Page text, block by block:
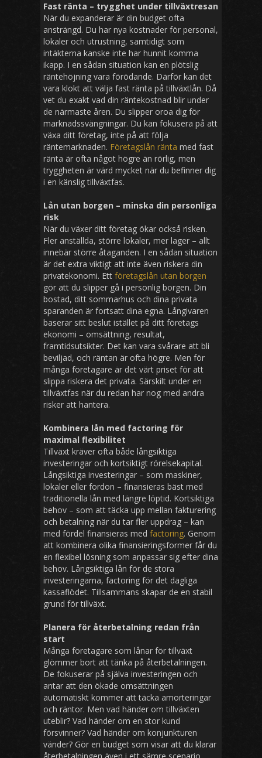
Fast ränta – trygghet under tillväxtresan
När du expanderar är din budget ofta
ansträngd. Du har nya kostnader för personal,
lokaler och utrustning, samtidigt som
intäkterna kanske inte har hunnit komma
ikapp. I en sådan situation kan en plötslig
räntehöjning vara förödande. Därför kan det
vara klokt att välja fast ränta på tillväxtlån. Då
vet du exakt vad din räntekostnad blir under
de närmaste åren. Du slipper oroa dig för
marknadssvängningar. Du kan fokusera på att
växa ditt företag, inte på att följa
räntemarknaden. Företagslån ränta med fast
ränta är ofta något högre än rörlig, men
tryggheten är värd mycket när du befinner dig
i en känslig tillväxtfas.
Lån utan borgen – minska din personliga
risk
När du växer ditt företag ökar också risken.
Fler anställda, större lokaler, mer lager – allt
innebär större åtaganden. I en sådan situation
är det extra viktigt att inte även riskera din
privatekonomi. Ett företagslån utan borgen
gör att du slipper gå i personlig borgen. Din
bostad, ditt sommarhus och dina privata
sparanden är fortsatt dina egna. Långivaren
baserar sitt beslut istället på ditt företags
ekonomi – omsättning, resultat,
framtidsutsikter. Det kan vara svårare att bli
beviljad, och räntan är ofta högre. Men för
många företagare är det värt priset för att
slippa riskera det privata. Särskilt under en
tillväxtfas när du redan har nog med andra
risker att hantera.
Kombinera lån med factoring för
maximal flexibilitet
Tillväxt kräver ofta både långsiktiga
investeringar och kortsiktigt rörelsekapital.
Långsiktiga investeringar – som maskiner,
lokaler eller fordon – finansieras bäst med
traditionella lån med längre löptid. Kortsiktiga
behov – som att täcka upp mellan fakturering
och betalning när du tar fler uppdrag – kan
med fördel finansieras med factoring. Genom
att kombinera olika finansieringsformer får du
en flexibel lösning som anpassar sig efter dina
behov. Långsiktiga lån för de stora
investeringarna, factoring för det dagliga
kassaflödet. Tillsammans skapar de en stabil
grund för tillväxt.
Planera för återbetalning redan från
start
Många företagare som lånar för tillväxt
glömmer bort att tänka på återbetalningen.
De fokuserar på själva investeringen och
antar att den ökade omsättningen
automatiskt kommer att täcka amorteringar
och räntor. Men vad händer om tillväxten
uteblir? Vad händer om en stor kund
försvinner? Vad händer om konjunkturen
vänder? Gör en budget som visar att du klarar